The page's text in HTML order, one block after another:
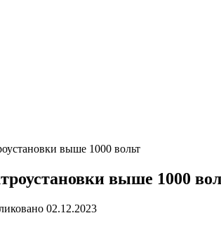
выше 1000 вольт
выше 1000
02.12.2023